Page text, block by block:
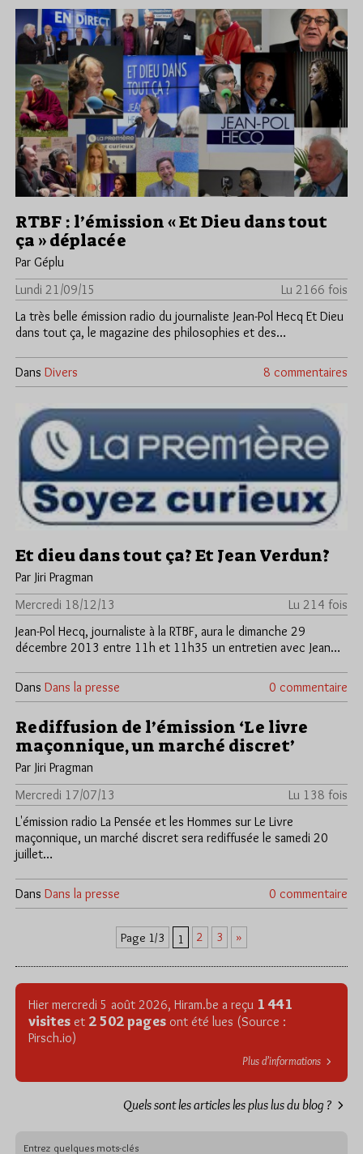
RTBF : l’émission « Et Dieu dans tout
ça » déplacée
Par Géplu
Lundi 21/09/15
Lu 2166 fois
La très belle émission radio du journaliste Jean-Pol Hecq Et Dieu
dans tout ça, le magazine des philosophies et des…
Dans Divers 8 commentaires
Et dieu dans tout ça? Et Jean Verdun?
Par Jiri Pragman
Mercredi 18/12/13
Lu 214 fois
Jean-Pol Hecq, journaliste à la RTBF, aura le dimanche 29
décembre 2013 entre 11h et 11h35 un entretien avec Jean…
Dans Dans la presse 0 commentaire
Rediffusion de l’émission ‘Le livre
maçonnique, un marché discret’
Par Jiri Pragman
Mercredi 17/07/13
Lu 138 fois
L'émission radio La Pensée et les Hommes sur Le Livre
maçonnique, un marché discret sera rediffusée le samedi 20
juillet…
Dans Dans la presse 0 commentaire
Page 1/3 1 2 3 »
Hier mercredi 5 août 2026, Hiram.be a reçu 1 441
visites et 2 502 pages ont été lues (Source :
Pirsch.io)
Plus d’informations
Quels sont les articles les plus lus du blog ?